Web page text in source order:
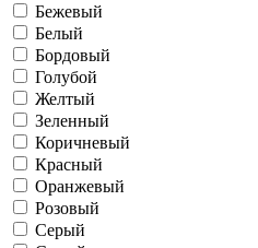
Бежевый
Белый
Бордовый
Голубой
Желтый
Зеленный
Коричневый
Красный
Оранжевый
Розовый
Серый